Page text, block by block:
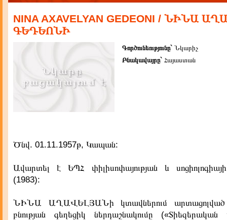
NINA AXAVELYAN GEDEONI / ՆԻՆԱ
ԳԵԴԵՈՆԻ
Գործունեությունը` Նկարիչ
Բնակավայրը` Հայաստան
Ծնվ. 01.11.1957թ, Կապան:
Ավարտել է ԵՊՀ փիլիսոփայության և
(1983):
ՆԻՆԱ ԱՂԱՎԵԼՅԱՆի կտավներում
բնության գեղեցիկ ներդաշնակումը